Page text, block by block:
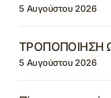
5 Αυγούστου 2026
ΤΡΟΠΟΠΟΙΗΣΗ
5 Αυγούστου 2026